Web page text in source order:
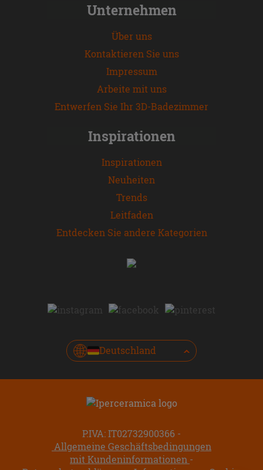
Unternehmen
Über uns
Kontaktieren Sie uns
Impressum
Arbeite mit uns
Entwerfen Sie Ihr 3D-Badezimmer
Inspirationen
Inspirationen
Neuheiten
Trends
Leitfaden
Entdecken Sie andere Kategorien
Deutschland
P.IVA: IT02732900366
Allgemeine Geschäftsbedingungen
mit Kundeninformationen